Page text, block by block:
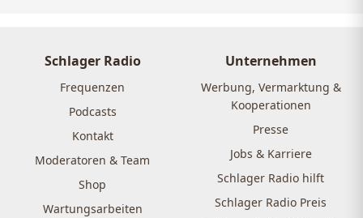
Schlager Radio
Frequenzen
Podcasts
Kontakt
Moderatoren & Team
Shop
Wartungsarbeiten
Unternehmen
Werbung, Vermarktung &
Kooperationen
Presse
Jobs & Karriere
Schlager Radio hilft
Schlager Radio Preis